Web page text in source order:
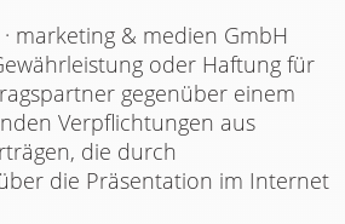
marketing & medien GmbH
oder Haftung für
gegenüber einem
Verpflichtungen aus
die durch
die Präsentation im Internet